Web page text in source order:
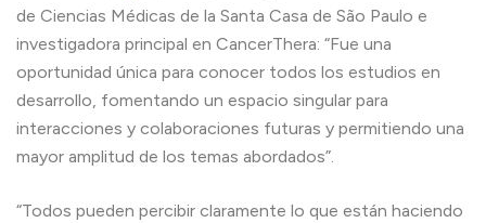
de Ciencias Médicas de la Santa Casa de São Paulo e
investigadora principal en CancerThera: “Fue una
oportunidad única para conocer todos los estudios en
desarrollo, fomentando un espacio singular para
interacciones y colaboraciones futuras y permitiendo una
mayor amplitud de los temas abordados”.
“Todos pueden percibir claramente lo que están haciendo